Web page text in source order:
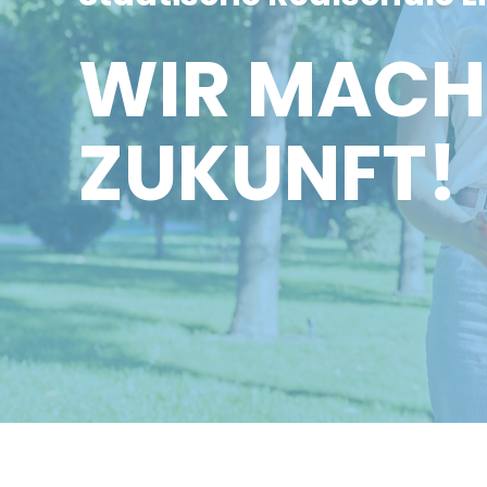
WIR
ZUKUNFT!